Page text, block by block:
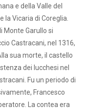
e della Valle del
la Vicaria di Coreglia.
Monte Garullo si
Castracani, nel 1316,
sua morte, il castello
dei lucchesi nel
Fu un periodo di
Francesco
La contea era